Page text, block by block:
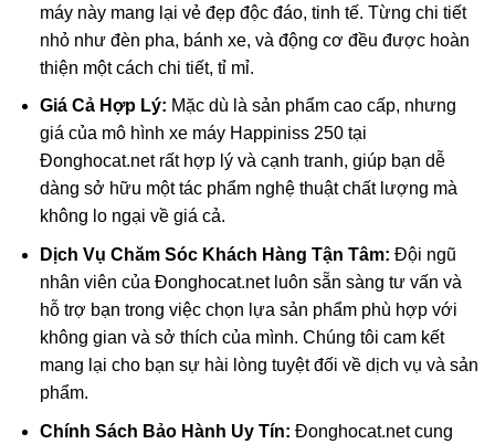
máy này mang lại vẻ đẹp độc đáo, tinh tế. Từng chi tiết
nhỏ như đèn pha, bánh xe, và động cơ đều được hoàn
thiện một cách chi tiết, tỉ mỉ.
Giá Cả Hợp Lý: Mặc dù là sản phẩm cao cấp, nhưng
giá của mô hình xe máy Happiniss 250 tại
Đonghocat.net rất hợp lý và cạnh tranh, giúp bạn dễ
dàng sở hữu một tác phẩm nghệ thuật chất lượng mà
không lo ngại về giá cả.
Dịch Vụ Chăm Sóc Khách Hàng Tận Tâm: Đội ngũ
nhân viên của Đonghocat.net luôn sẵn sàng tư vấn và
hỗ trợ bạn trong việc chọn lựa sản phẩm phù hợp với
không gian và sở thích của mình. Chúng tôi cam kết
mang lại cho bạn sự hài lòng tuyệt đối về dịch vụ và sản
phẩm.
Chính Sách Bảo Hành Uy Tín: Đonghocat.net cung